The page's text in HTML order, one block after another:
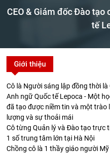
CEO & Giám đốc Đào tạo
tế
Giới thiệu
Cô là Người sáng lập đồng thời
Anh ngữ Quốc tế Lepoca - Một
đã tạo được niềm tin và một trào
lượng và sự thoải mái
Cô từng Quản lý và Đào tạo trực
1 số trung tâm lớn tại Hà Nội
Chồng cô là 1 thầy giáo người